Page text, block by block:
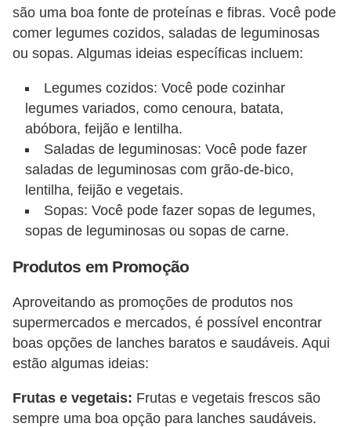
são uma boa fonte de proteínas e fibras. Você pode
comer legumes cozidos, saladas de leguminosas
ou sopas. Algumas ideias específicas incluem:
Legumes cozidos: Você pode cozinhar
legumes variados, como cenoura, batata,
abóbora, feijão e lentilha.
Saladas de leguminosas: Você pode fazer
saladas de leguminosas com grão-de-bico,
lentilha, feijão e vegetais.
Sopas: Você pode fazer sopas de legumes,
sopas de leguminosas ou sopas de carne.
Produtos em Promoção
Aproveitando as promoções de produtos nos
supermercados e mercados, é possível encontrar
boas opções de lanches baratos e saudáveis. Aqui
estão algumas ideias:
Frutas e vegetais: Frutas e vegetais frescos são
sempre uma boa opção para lanches saudáveis.